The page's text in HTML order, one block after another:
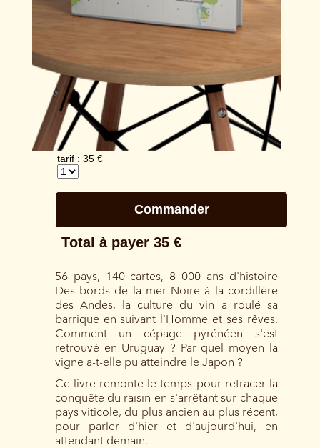
56 pays, 140 cartes, 8 000 ans d'histoire
Des bords de la mer Noire à la cordillère
des Andes, la culture du vin a roulé sa
barrique en suivant l'Homme et ses rêves.
Comment un cépage pyrénéen s'est
retrouvé en Uruguay ? Par quel moyen la
vigne a-t-elle pu atteindre le Japon ?
Ce livre remonte le temps pour retracer la
conquête du raisin en s'arrêtant sur chaque
pays viticole, du plus ancien au plus récent,
pour parler d'hier et d'aujourd'hui, en
attendant demain.